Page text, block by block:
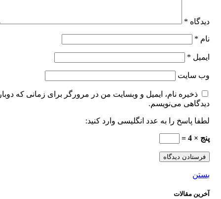
دیدگاه *
نام *
ایمیل *
وب‌ سایت
ذخیره نام، ایمیل و وبسایت من در مرورگر برای زمانی که
دیدگاهی می‌نویسم.
لطفا پاسخ را به عدد انگلیسی وارد کنید:
پنج × 4 =
بستن
آخرین مقالات